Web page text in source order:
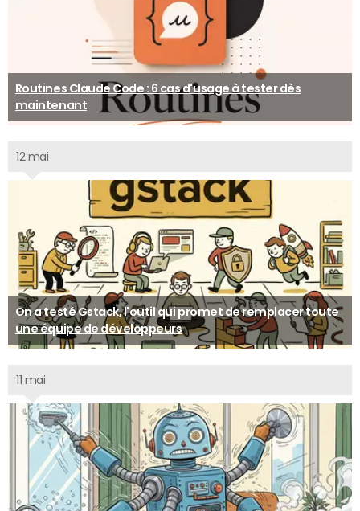
Routines Claude Code : 6 cas d'usage à tester dès
maintenant
12 mai
On a testé Gstack, l'outil qui promet de remplacer toute
une équipe de développeurs
11 mai